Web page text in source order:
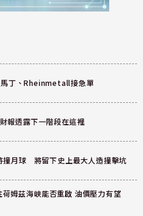
丁、Rheinmetall接急單
報透露下一階段在這裡
撞月球 將留下史上最大人造撞擊坑
姆茲海峽能否重啟 油價壓力有望